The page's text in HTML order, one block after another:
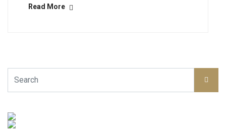
Read More